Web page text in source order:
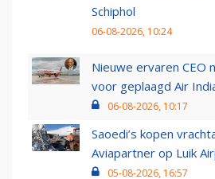
Schiphol
06-08-2026, 10:24
Nieuwe ervaren CEO
voor geplaagd Air
06-08-2026, 10:17
Saoedi’s kopen
Aviapartner op Luik
05-08-2026, 16:57